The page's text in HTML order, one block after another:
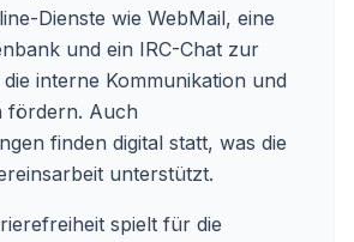
Dienste wie WebMail, eine
und ein IRC-Chat zur
interne Kommunikation und
fördern. Auch
finden digital statt, was die
unterstützt.
spielt für die